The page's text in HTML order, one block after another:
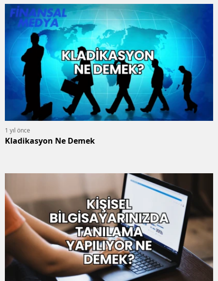
1 yıl önce
Kladikasyon Ne Demek